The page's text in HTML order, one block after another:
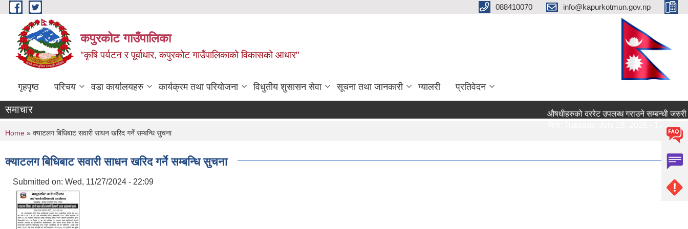
Skip to main content 088410070 info@kapurkotmun.gov.np
कपुरकोट गाउँपालिका
"कृषि पर्यटन र पूर्वाधार, कपुरकोट गाउँपालिकाको विकासको आधार"
गृहपृष्ठ परिचय वडा कार्यालयहरु कार्यक्रम तथा परियोजना विधुतीय शुसासन सेवा सूचना तथा जानकारी ग्यालरी प्रतिवेदन
समाचार
औषधीहरुको दररेट उपलब्ध गराउने सम्बन्धी जरुरी सूचना।
You are here
Home » क्याटलग बिधिबाट सवारी साधन खरिद गर्ने सम्बन्धि सुचना
क्याटलग बिधिबाट सवारी साधन खरिद गर्ने सम्बन्धि सुचना
Submitted on: Wed, 11/27/2024 - 22:09